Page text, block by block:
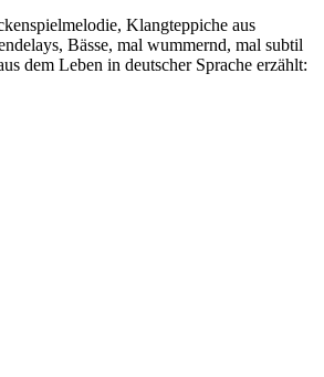
Klangteppiche aus
Bässe, mal wummernd, mal subtil
dem Leben in deutscher Sprache erzählt: